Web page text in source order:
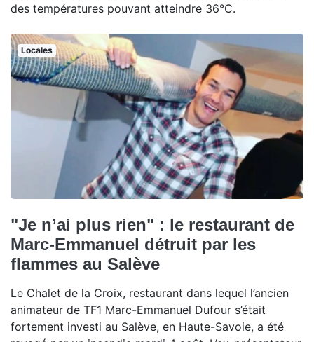
des températures pouvant atteindre 36°C.
Locales
"Je n’ai plus rien" : le restaurant de
Marc-Emmanuel détruit par les
flammes au Salève
Le Chalet de la Croix, restaurant dans lequel l’ancien
animateur de TF1 Marc-Emmanuel Dufour s’était
fortement investi au Salève, en Haute-Savoie, a été